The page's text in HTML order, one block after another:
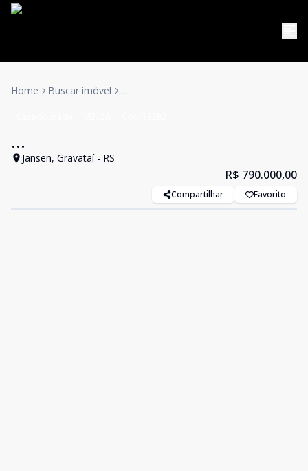
Home Buscar imóvel ...
...
Jansen, Gravataí - RS
R$ 790.000,00
Compartilhar Favorito